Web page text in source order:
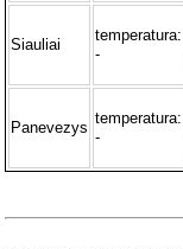
Siauliai
temperatura:
-
Panevezys
temperatura:
-